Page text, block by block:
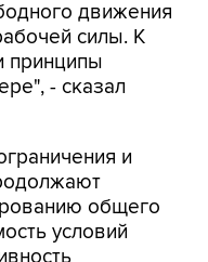
принципы
- сказал
и
общего
условий